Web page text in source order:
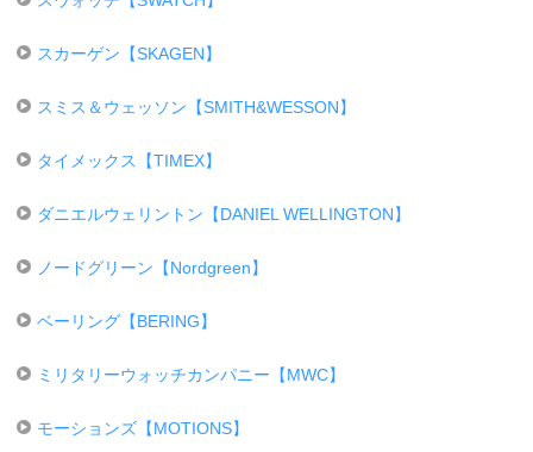
スカーゲン【SKAGEN】
スミス＆ウェッソン【SMITH&WESSON】
タイメックス【TIMEX】
ダニエルウェリントン【DANIEL WELLINGTON】
ノードグリーン【Nordgreen】
ベーリング【BERING】
ミリタリーウォッチカンパニー【MWC】
モーションズ【MOTIONS】